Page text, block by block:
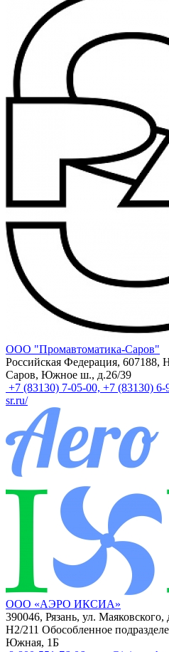
ООО "Промавтоматика-Саров"
Российская Федерация, 607188,
Саров, Южное ш., д.26/39
+7 (83130) 7-05-00, +7 (83130) 6-
sr.ru/
ООО «АЭРО ИКСИА»
390046, Рязань, ул.
Н2/211 Обособленное
Южная, 1Б